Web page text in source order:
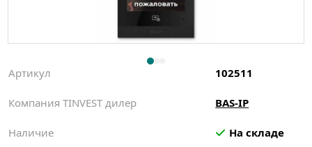
Артикул 102511
Компания TINVEST дилер BAS-IP
Наличие На складе